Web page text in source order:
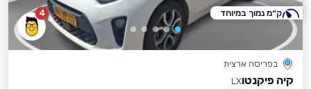
4
בפריסה ארצית
קיה פיקנטוLX
ק״מ נמוך במיוחד